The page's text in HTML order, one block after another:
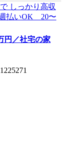
円／社宅の家